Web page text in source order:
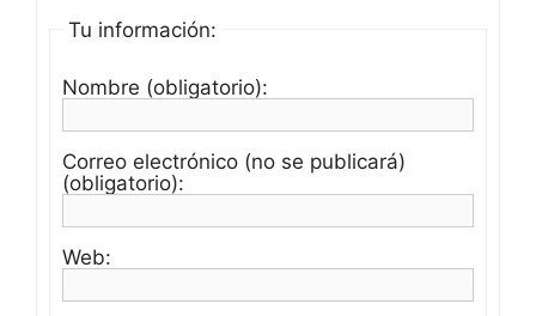
Tu información:
Nombre (obligatorio):
Correo electrónico (no se publicará)
(obligatorio):
Web: